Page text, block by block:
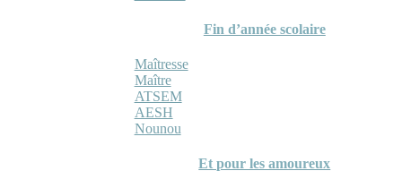
Fin d’année scolaire
Maîtresse
Maître
ATSEM
AESH
Nounou
Et pour les amoureux